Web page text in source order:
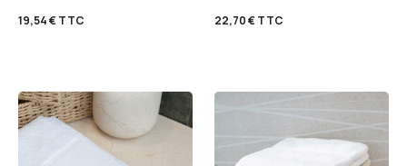
19,54€TTC 22,70€TTC